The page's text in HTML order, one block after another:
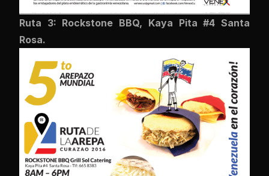
Ruta 3: Rockstone BBQ, Kaya Pita #4 Santa
Rosa.